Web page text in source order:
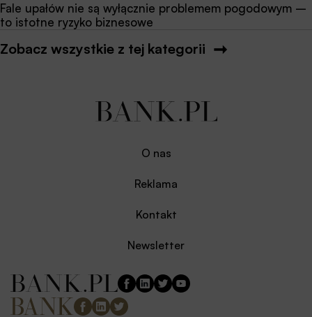
Fale upałów nie są wyłącznie problemem pogodowym –
to istotne ryzyko biznesowe
Zobacz wszystkie z tej kategorii
O nas
Reklama
Kontakt
Newsletter